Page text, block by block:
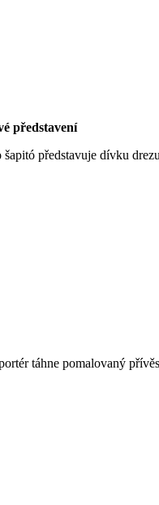
představení
představuje dívku
táhne pomalovaný